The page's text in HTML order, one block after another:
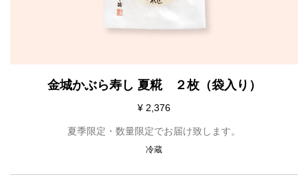
金城かぶら寿し 夏糀 ２枚（袋入り）
¥ 2,376
夏季限定・数量限定でお届け致します。
冷蔵